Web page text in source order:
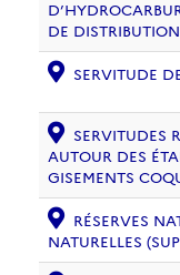
DE
SERVITUDE
SERVITUDES
AUTOUR DES
GISEMENTS
RÉSERVES
NATURELLES